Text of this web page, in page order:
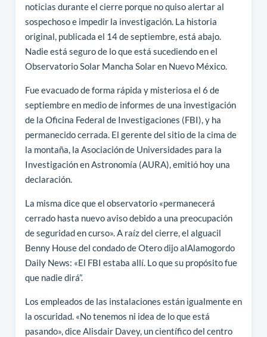
noticias durante el cierre porque no quiso alertar al
sospechoso e impedir la investigación. La historia
original, publicada el 14 de septiembre, está abajo.
Nadie está seguro de lo que está sucediendo en el
Observatorio Solar Mancha Solar en Nuevo México.
Fue evacuado de forma rápida y misteriosa el 6 de
septiembre en medio de informes de una investigación
de la Oficina Federal de Investigaciones (FBI), y ha
permanecido cerrada. El gerente del sitio de la cima de
la montaña, la Asociación de Universidades para la
Investigación en Astronomía (AURA), emitió hoy una
declaración.
La misma dice que el observatorio «permanecerá
cerrado hasta nuevo aviso debido a una preocupación
de seguridad en curso». A raíz del cierre, el alguacil
Benny House del condado de Otero dijo alAlamogordo
Daily News: «El FBI estaba allí. Lo que su propósito fue
que nadie dirá”.
Los empleados de las instalaciones están igualmente en
la oscuridad. «No tenemos ni idea de lo que está
pasando», dice Alisdair Davey, un científico del centro